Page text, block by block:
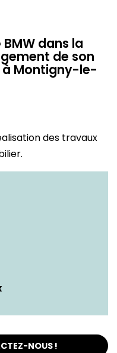
dans la
de son
à Montigny-le-
des travaux
NOUS !